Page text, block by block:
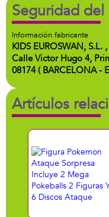
Seguridad
Información fabricante
KIDS EUROSWAN, S.L. ,
Calle Victor Hugo 4,
08174 ( BARCELONA -
Artículos